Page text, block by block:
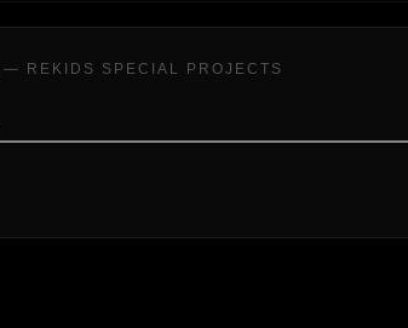
— REKIDS SPECIAL PROJECTS